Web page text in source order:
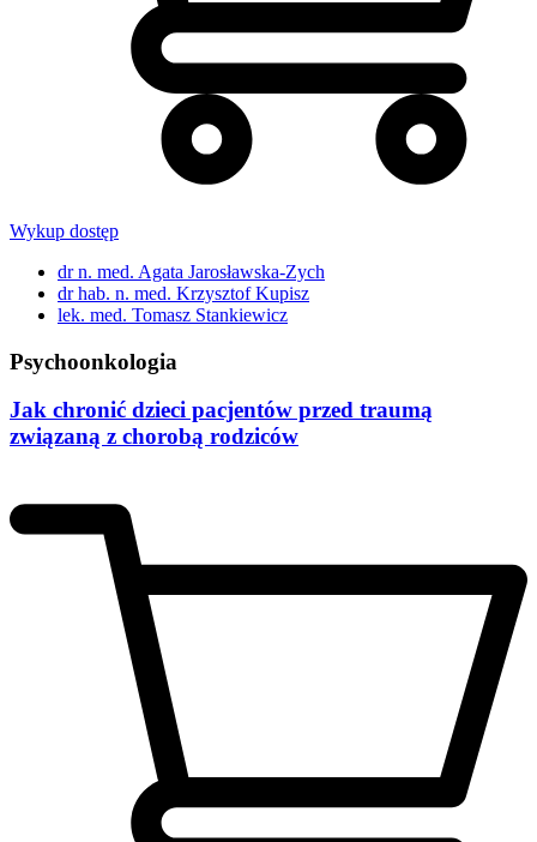
Wykup dostęp
dr n. med. Agata Jarosławska-Zych
dr hab. n. med. Krzysztof Kupisz
lek. med. Tomasz Stankiewicz
Psychoonkologia
Jak chronić dzieci pacjentów przed traumą
związaną z chorobą rodziców